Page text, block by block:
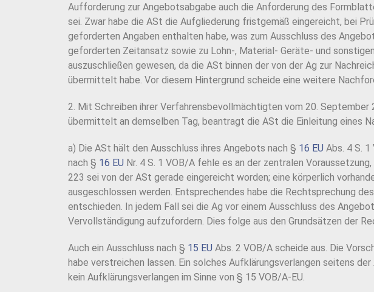
Aufforderung zur Angebotsabgabe auch die Anforderung des
sei. Zwar habe die ASt die Aufgliederung fristgemäß eingereicht, bei
geforderten Angaben enthalten habe, was zum Ausschluss des
geforderten Zeitansatz sowie zu Lohn-, Material- Geräte- und
auszuschließen gewesen, da die ASt binnen der von der Ag zur
übermittelt habe. Vor diesem Hintergrund scheide eine weitere
2. Mit Schreiben ihrer Verfahrensbevollmächtigten vom 20. September
übermittelt an demselben Tag, beantragt die ASt die Einleitung eines
a) Die ASt hält den Ausschluss ihres Angebots nach § 16 EU Abs. 4 S.
nach § 16 EU Nr. 4 S. 1 VOB/A fehle es an der zentralen
223 sei von der ASt gerade eingereicht worden; eine körperlich
ausgeschlossen werden. Entsprechendes habe die Rechtsprechung
entschieden. In jedem Fall sei die Ag vor einem Ausschluss des
Vervollständigung aufzufordern. Dies folge aus den Grundsätzen der
Auch ein Ausschluss nach § 15 EU Abs. 2 VOB/A scheide aus. Die
habe verstreichen lassen. Ein solches Aufklärungsverlangen seitens
kein Aufklärungsverlangen im Sinne von § 15 VOB/A-EU.